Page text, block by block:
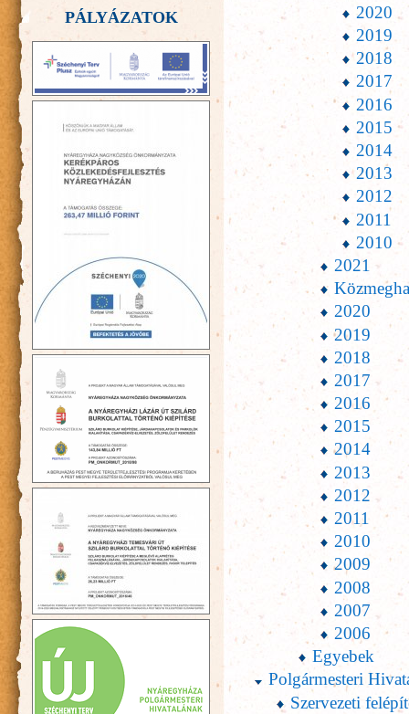
2020
2019
2018
2017
2016
2015
2014
2013
2012
2011
2010
2021
2020
2019
2018
2017
2016
2015
2014
2013
2012
2011
2010
2009
2008
2007
2006
Egyebek
Polgármesteri
Szervezeti
PÁLYÁZATOK